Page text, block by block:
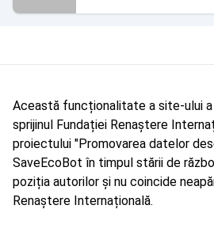
Această funcționalitate a site-ului
sprijinul Fundației Renaștere
proiectului "Promovarea datelor
SaveEcoBot în timpul stării de
poziția autorilor și nu coincide
Renaștere Internațională.